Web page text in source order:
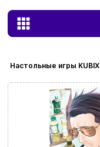
Настольные игры KUBIX